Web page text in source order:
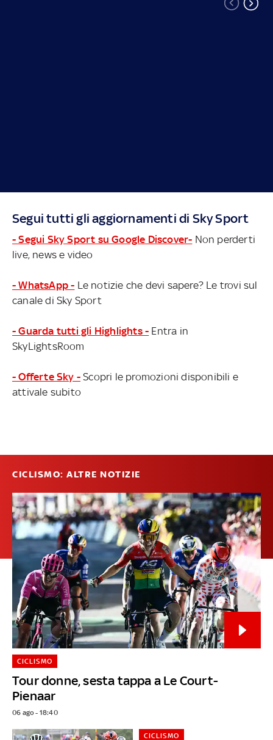
Segui tutti gli aggiornamenti di Sky Sport
- Segui Sky Sport su Google Discover- Non perderti
live, news e video
- WhatsApp - Le notizie che devi sapere? Le trovi sul
canale di Sky Sport
- Guarda tutti gli Highlights - Entra in
SkyLightsRoom
- Offerte Sky - Scopri le promozioni disponibili e
attivale subito
CICLISMO: ALTRE NOTIZIE
Tour donne, sesta tappa a Le Court-
Pienaar
CICLISMO
06 ago - 18:40
CICLISMO